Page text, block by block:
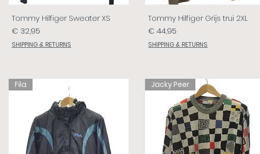
Tommy Hilfiger Sweater XS
Prijs
€ 32,95
SHIPPING & RETURNS
Tommy Hilfiger Grijs trui 2XL
Prijs
€ 44,95
SHIPPING & RETURNS
Fila Jacky Peer